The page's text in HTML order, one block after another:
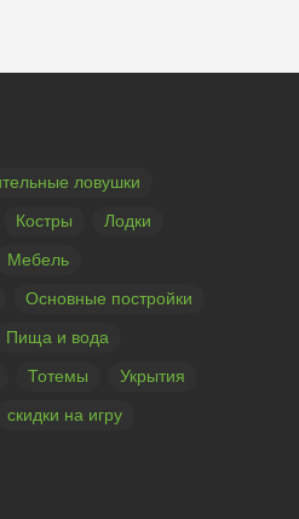
ловушки
Костры
Лодки
Мебель
Основные постройки
Пища и вода
Тотемы
Укрытия
скидки на игру